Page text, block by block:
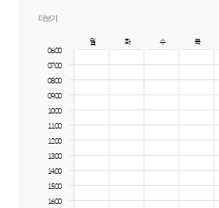
더보기
월 화 수 목
06:00
07:00
08:00
09:00
10:00
11:00
12:00
13:00
14:00
15:00
16:00